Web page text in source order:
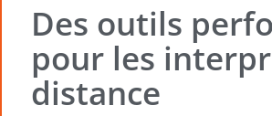
Des outils
pour les
distance